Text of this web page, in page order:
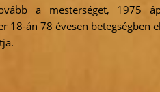
a mesterséget, 1975
18-án 78 évesen betegségben